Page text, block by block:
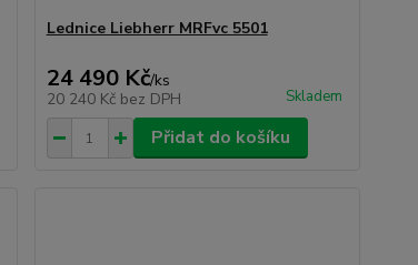
Lednice Liebherr MRFvc 5501
24 490 Kč/ks
20 240 Kč bez DPH Skladem
Přidat do košíku